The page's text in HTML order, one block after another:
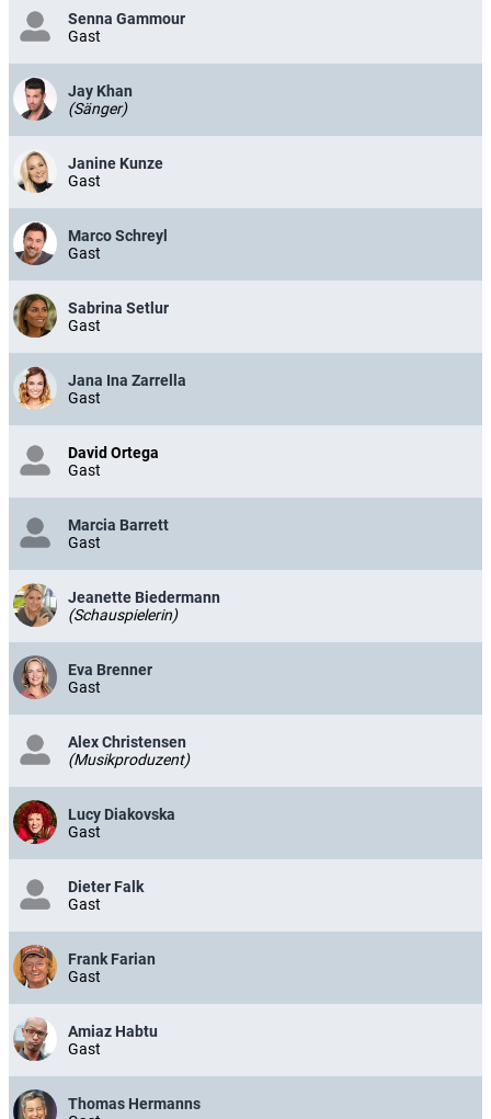
Senna Gammour
Gast
Jay Khan
(Sänger)
Janine Kunze
Gast
Marco Schreyl
Gast
Sabrina Setlur
Gast
Jana Ina Zarrella
Gast
David Ortega
Gast
Marcia Barrett
Gast
Jeanette Biedermann
(Schauspielerin)
Eva Brenner
Gast
Alex Christensen
(Musikproduzent)
Lucy Diakovska
Gast
Dieter Falk
Gast
Frank Farian
Gast
Amiaz Habtu
Gast
Thomas Hermanns